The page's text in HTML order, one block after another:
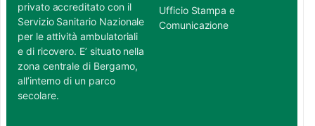
privato accreditato con il
Servizio Sanitario Nazionale
per le attività ambulatoriali
e di ricovero. E’ situato nella
zona centrale di Bergamo,
all’interno di un parco
secolare.
Ufficio Stampa e
Comunicazione